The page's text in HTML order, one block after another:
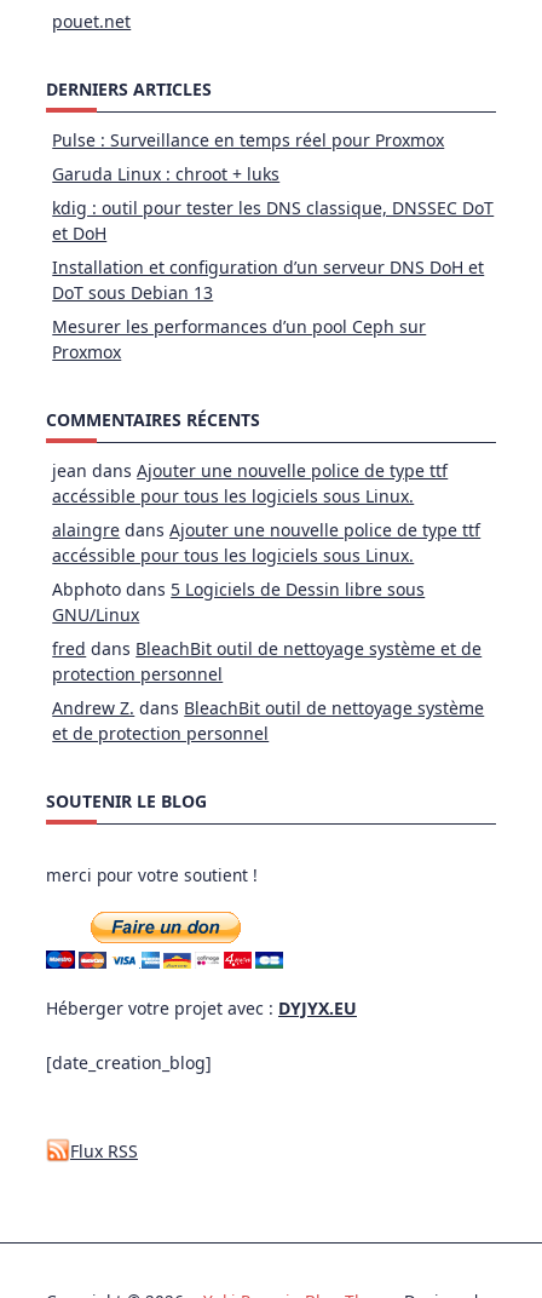
pouet.net
DERNIERS ARTICLES
Pulse : Surveillance en temps réel pour Proxmox
Garuda Linux : chroot + luks
kdig : outil pour tester les DNS classique, DNSSEC DoT
et DoH
Installation et configuration d’un serveur DNS DoH et
DoT sous Debian 13
Mesurer les performances d’un pool Ceph sur
Proxmox
COMMENTAIRES RÉCENTS
jean dansAjouter une nouvelle police de type ttf
accéssible pour tous les logiciels sous Linux.
alaingre dansAjouter une nouvelle police de type ttf
accéssible pour tous les logiciels sous Linux.
Abphoto dans 5 Logiciels de Dessin libre sous
GNU/Linux
fred dans BleachBit outil de nettoyage système et de
protection personnel
Andrew Z. dans BleachBit outil de nettoyage système
et de protection personnel
SOUTENIR LE BLOG
merci pour votre soutient !
Héberger votre projet avec : DYJYX.EU
[date_creation_blog]
Flux RSS